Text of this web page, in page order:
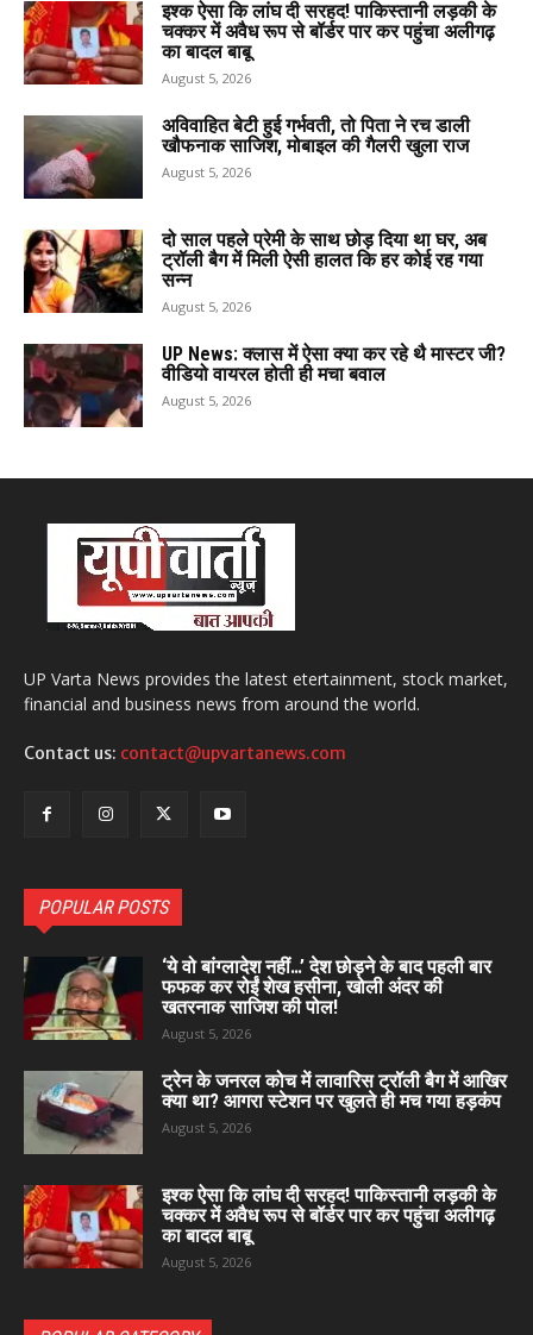
इश्क ऐसा कि लांघ दी सरहद! पाकिस्तानी लड़की के
चक्कर में अवैध रूप से बॉर्डर पार कर पहुंचा अलीगढ़
का बादल बाबू
August 5, 2026
अविवाहित बेटी हुई गर्भवती, तो पिता ने रच डाली
खौफनाक साजिश, मोबाइल की गैलरी खुला राज
August 5, 2026
दो साल पहले प्रेमी के साथ छोड़ दिया था घर, अब
ट्रॉली बैग में मिली ऐसी हालत कि हर कोई रह गया
सन्न
August 5, 2026
UP News: क्लास में ऐसा क्या कर रहे थै मास्टर जी?
वीडियो वायरल होती ही मचा बवाल
August 5, 2026
UP Varta News provides the latest etertainment, stock market,
financial and business news from around the world.
Contact us: contact@upvartanews.com
POPULAR POSTS
‘ये वो बांग्लादेश नहीं…’ देश छोड़ने के बाद पहली बार
फफक कर रोईं शेख हसीना, खोली अंदर की
खतरनाक साजिश की पोल!
August 5, 2026
ट्रेन के जनरल कोच में लावारिस ट्रॉली बैग में आखिर
क्या था? आगरा स्टेशन पर खुलते ही मच गया हड़कंप
August 5, 2026
इश्क ऐसा कि लांघ दी सरहद! पाकिस्तानी लड़की के
चक्कर में अवैध रूप से बॉर्डर पार कर पहुंचा अलीगढ़
का बादल बाबू
August 5, 2026